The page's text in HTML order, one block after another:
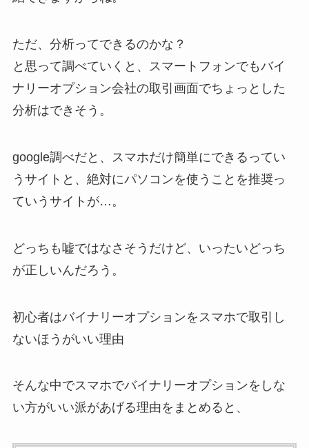
ただ、分析ってできるのかな？
と思って調べていくと、スマートフォンでもバイ
ナリーオプション会社の取引画面でちょっとした
分析はできそう。
google調べだと、スマホだけ簡単にできるってい
うサイトと、絶対にパソコンを使うことを推奨っ
ていうサイトが…。
どっちも嘘ではなさそうだけど、いったいどっち
が正しいんだろう。
初心者はバイナリーオプションをスマホで取引し
ないほうがいい理由
そんな中でスマホでバイナリーオプションをしな
い方がいい派があげる理由をまとめると、